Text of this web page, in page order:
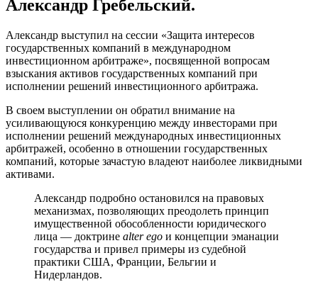
Александр Гребельский.
Александр выступил на сессии «Защита интересов
государственных компаний в международном
инвестиционном арбитраже», посвященной вопросам
взыскания активов государственных компаний при
исполнении решений инвестиционного арбитража.
В своем выступлении он обратил внимание на
усиливающуюся конкуренцию между инвесторами при
исполнении решений международных инвестиционных
арбитражей, особенно в отношении государственных
компаний, которые зачастую владеют наиболее ликвидными
активами.
Александр подробно остановился на правовых
механизмах, позволяющих преодолеть принцип
имущественной обособленности юридического
лица — доктрине alter ego и концепции эманации
государства и привел примеры из судебной
практики США, Франции, Бельгии и
Нидерландов.